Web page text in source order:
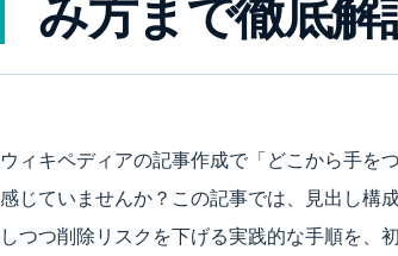
み方まで徹底解
ウィキペディアの記事作成で「どこから手を
感じていませんか？この記事では、見出し構
しつつ削除リスクを下げる実践的な手順を、